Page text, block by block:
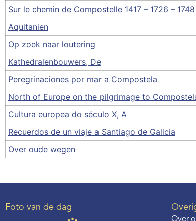
Sur le chemin de Compostelle 1417 – 1726 – 1748
Aquitanien
Op zoek naar loutering
Kathedralenbouwers, De
Peregrinaciones por mar a Compostela
North of Europe on the pilgrimage to
Cultura europea do século X, A
Recuerdos de un viaje a Santiago de Galicia
Over oude wegen
Foto van de dag